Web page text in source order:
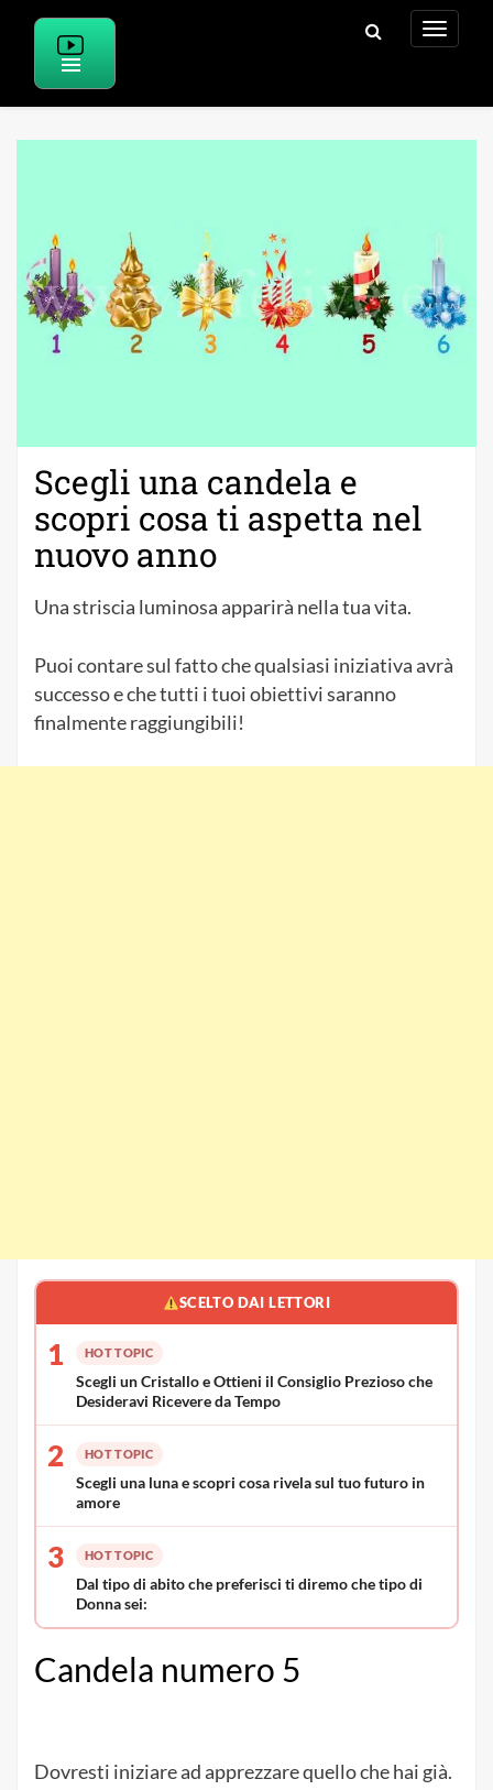
Scegli una candela e
scopri cosa ti aspetta nel
nuovo anno
Una striscia luminosa apparirà nella tua vita.
Puoi contare sul fatto che qualsiasi iniziativa avrà
successo e che tutti i tuoi obiettivi saranno
finalmente raggiungibili!
SCELTO DAI LETTORI
1 HOT TOPIC
Scegli un Cristallo e Ottieni il Consiglio Prezioso che
Desideravi Ricevere da Tempo
2 HOT TOPIC
Scegli una luna e scopri cosa rivela sul tuo futuro in
amore
3 HOT TOPIC
Dal tipo di abito che preferisci ti diremo che tipo di
Donna sei:
Candela numero 5
Dovresti iniziare ad apprezzare quello che hai già.